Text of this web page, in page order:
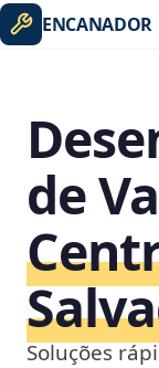
ENCANADOR
de
Soluções